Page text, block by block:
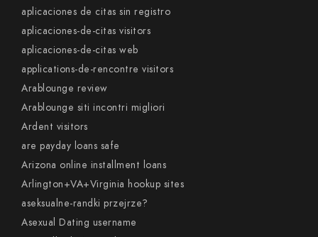
aplicaciones de citas sin registro
aplicaciones-de-citas visitors
aplicaciones-de-citas web
applications-de-rencontre visitors
Arablounge review
Arablounge siti incontri migliori
Ardent visitors
are payday loans safe
Arizona online installment loans
Arlington+VA+Virginia hookup sites
aseksualne-randki przejrze?
Asexual Dating username